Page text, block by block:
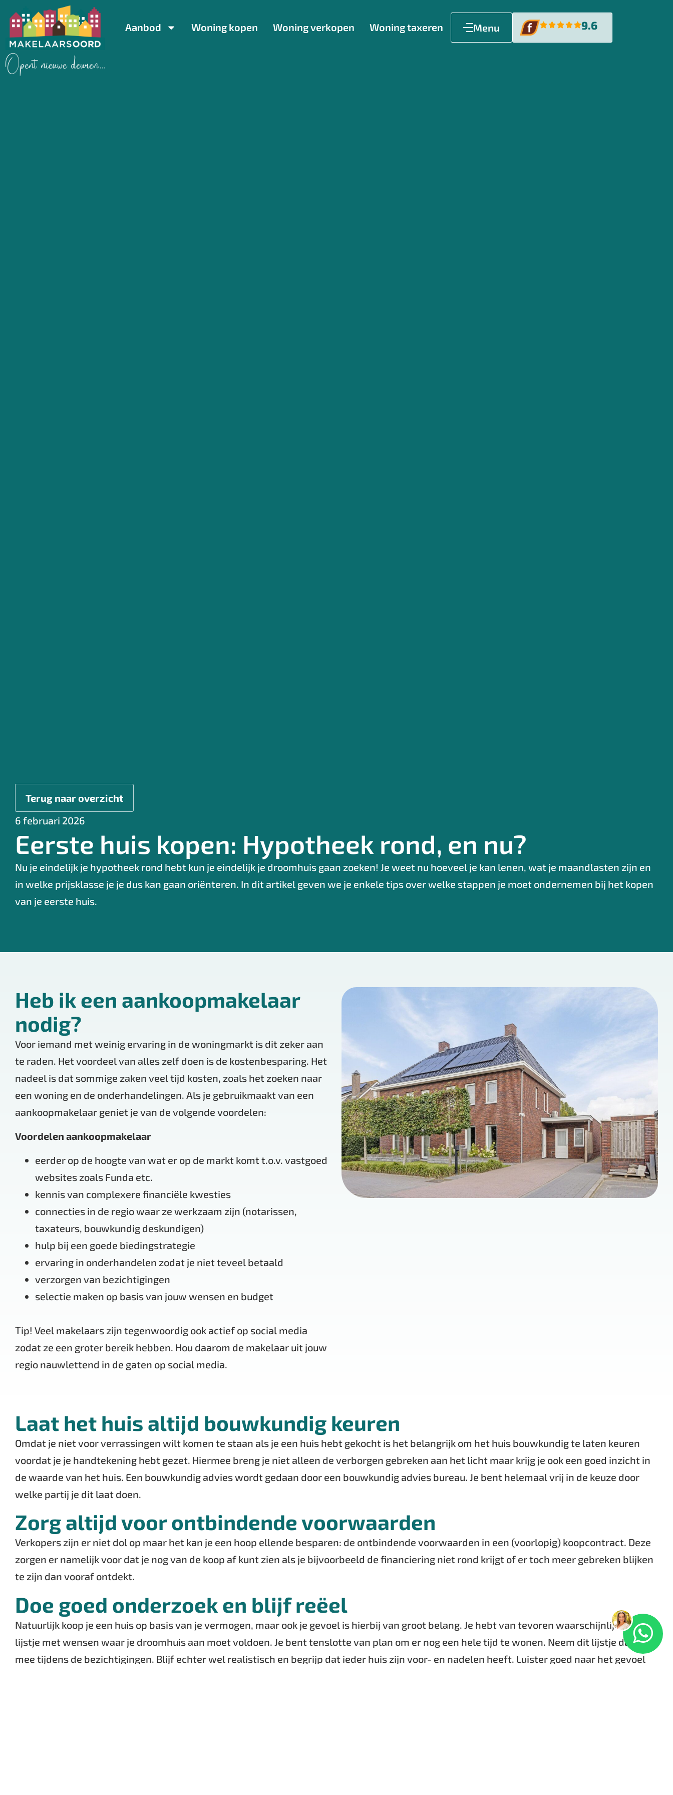
Aanbod Woning kopen Woning verkopen Woning taxeren Menu 9.6
Terug naar overzicht
6 februari 2026
Eerste huis kopen: Hypotheek rond, en nu?
Nu je eindelijk je hypotheek rond hebt kun je eindelijk je droomhuis gaan zoeken! Je weet nu hoeveel je kan lenen, wat je maandlasten zijn en
in welke prijsklasse je je dus kan gaan oriënteren. In dit artikel geven we je enkele tips over welke stappen je moet ondernemen bij het kopen
van je eerste huis.
Heb ik een aankoopmakelaar
nodig?
Voor iemand met weinig ervaring in de woningmarkt is dit zeker aan
te raden. Het voordeel van alles zelf doen is de kostenbesparing. Het
nadeel is dat sommige zaken veel tijd kosten, zoals het zoeken naar
een woning en de onderhandelingen. Als je gebruikmaakt van een
aankoopmakelaar geniet je van de volgende voordelen:
Voordelen aankoopmakelaar
eerder op de hoogte van wat er op de markt komt t.o.v. vastgoed
websites zoals Funda etc.
kennis van complexere financiële kwesties
connecties in de regio waar ze werkzaam zijn (notarissen,
taxateurs, bouwkundig deskundigen)
hulp bij een goede biedingstrategie
ervaring in onderhandelen zodat je niet teveel betaald
verzorgen van bezichtigingen
selectie maken op basis van jouw wensen en budget
Tip! Veel makelaars zijn tegenwoordig ook actief op social media
zodat ze een groter bereik hebben. Hou daarom de makelaar uit jouw
regio nauwlettend in de gaten op social media.
Laat het huis altijd bouwkundig keuren
Omdat je niet voor verrassingen wilt komen te staan als je een huis hebt gekocht is het belangrijk om het huis bouwkundig te laten keuren
voordat je je handtekening hebt gezet. Hiermee breng je niet alleen de verborgen gebreken aan het licht maar krijg je ook een goed inzicht in
de waarde van het huis. Een bouwkundig advies wordt gedaan door een bouwkundig advies bureau. Je bent helemaal vrij in de keuze door
welke partij je dit laat doen.
Zorg altijd voor ontbindende voorwaarden
Verkopers zijn er niet dol op maar het kan je een hoop ellende besparen: de ontbindende voorwaarden in een (voorlopig) koopcontract. Deze
zorgen er namelijk voor dat je nog van de koop af kunt zien als je bijvoorbeeld de financiering niet rond krijgt of er toch meer gebreken blijken
te zijn dan vooraf ontdekt.
Doe goed onderzoek en blijf reëel
Natuurlijk koop je een huis op basis van je vermogen, maar ook je gevoel is hierbij van groot belang. Je hebt van tevoren waarschijnlijk een
lijstje met wensen waar je droomhuis aan moet voldoen. Je bent tenslotte van plan om er nog een hele tijd te wonen. Neem dit lijstje daarom
mee tijdens de bezichtigingen. Blijf echter wel realistisch en begrijp dat ieder huis zijn voor- en nadelen heeft. Luister goed naar het gevoel